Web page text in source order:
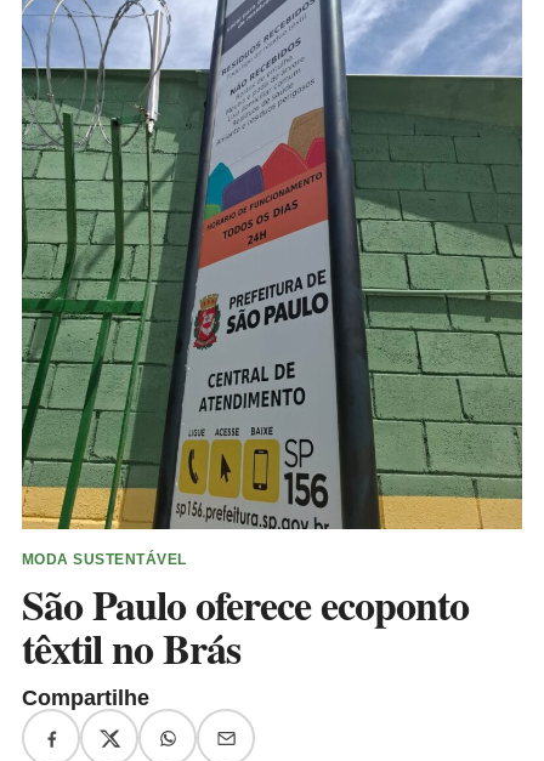
MODA SUSTENTÁVEL
São Paulo oferece ecoponto
têxtil no Brás
Compartilhe